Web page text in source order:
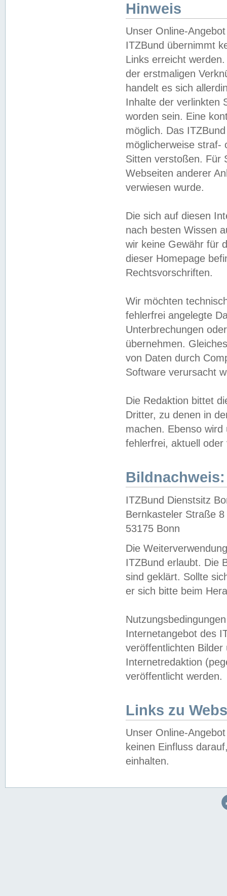
Hinweis
Unser Online-
ITZBund übernimmt
Links erreicht
der erstmaligen
handelt es sich
Inhalte der verlinkten
worden sein. Eine
möglich. Das
möglicherweise straf-
Sitten verstoßen. Für
Webseiten anderer
verwiesen wurde.
Die sich auf diesen
nach besten Wissen
wir keine Gewähr für
dieser Homepage
Rechtsvorschriften.
Wir möchten
fehlerfrei angelegte
Unterbrechungen
übernehmen.
von Daten durch
Software verursacht
Die Redaktion bittet
Dritter, zu denen in
machen. Ebenso
fehlerfrei, aktuell oder
Bildnachweis:
ITZBund Dienstsitz
Bernkasteler Straße 8
53175 Bonn
Die
ITZBund erlaubt. Die
sind geklärt. Sollte
er sich bitte beim
Internetangebot des
veröffentlichten
Internetredaktion
veröffentlicht werden.
Links zu
Unser Online-
keinen Einfluss
einhalten.